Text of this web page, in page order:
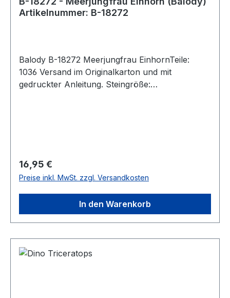
Artikelnummer: B-18272
Balody B-18272 Meerjungfrau EinhornTeile:
1036 Versand im Originalkarton und mit
gedruckter Anleitung. Steingröße:
TOY INDUSTRY CO., LTD.Laoxi di,Toufen，next
to the precinct of Rongnan road,Toufen
Village,Fengxiang street, 1Guangdong
province,Chenghai district,Shantou
city, China, 999993951705764@qq.com
Regulärer Preis:
16,95 €
Preise inkl. MwSt. zzgl. Versandkosten
In den Warenkorb